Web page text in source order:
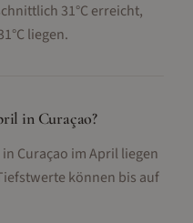
31°C erreicht,
liegen.
in Curaçao?
Curaçao im April liegen
können bis auf